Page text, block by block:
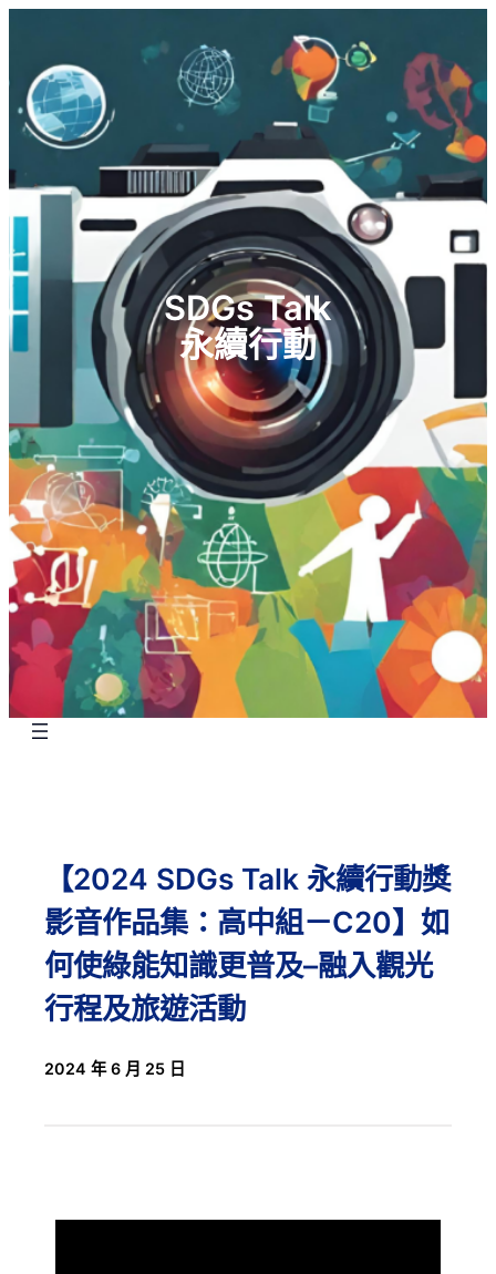
SDGs Talk
永續行動
【2024 SDGs Talk 永續行動獎
影音作品集：高中組－C20】如
何使綠能知識更普及–融入觀光
行程及旅遊活動
2024 年 6 月 25 日